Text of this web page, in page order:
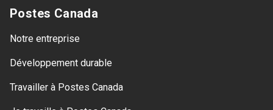
Postes Canada
Notre entreprise
Développement durable
Travailler à Postes Canada